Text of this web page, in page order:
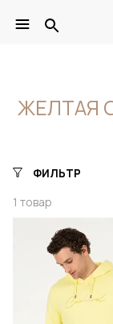
ЖЕЛТАЯ
ФИЛЬТР
1 товар